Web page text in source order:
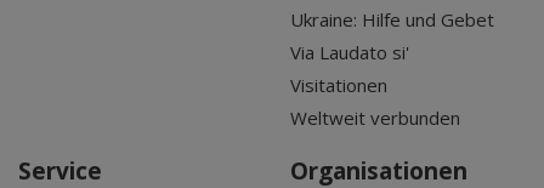
Ukraine: Hilfe und Gebet
Via Laudato si'
Visitationen
Weltweit verbunden
Service
Organisationen